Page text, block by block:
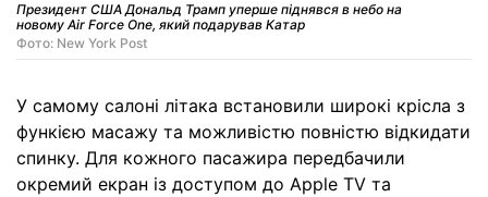
Президент США Дональд Трамп уперше піднявся в небо на
новому Air Force One, який подарував Катар
Фото: New York Post
У самому салоні літака встановили широкі крісла з
функією масажу та можливістю повністю відкидати
спинку. Для кожного пасажира передбачили
окремий екран із доступом до Apple TV та